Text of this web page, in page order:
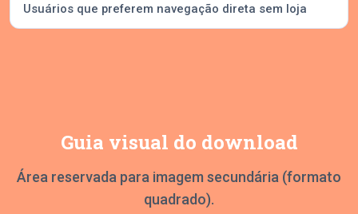
Usuários que preferem navegação direta sem loja
Guia visual do download
Área reservada para imagem secundária (formato
quadrado).